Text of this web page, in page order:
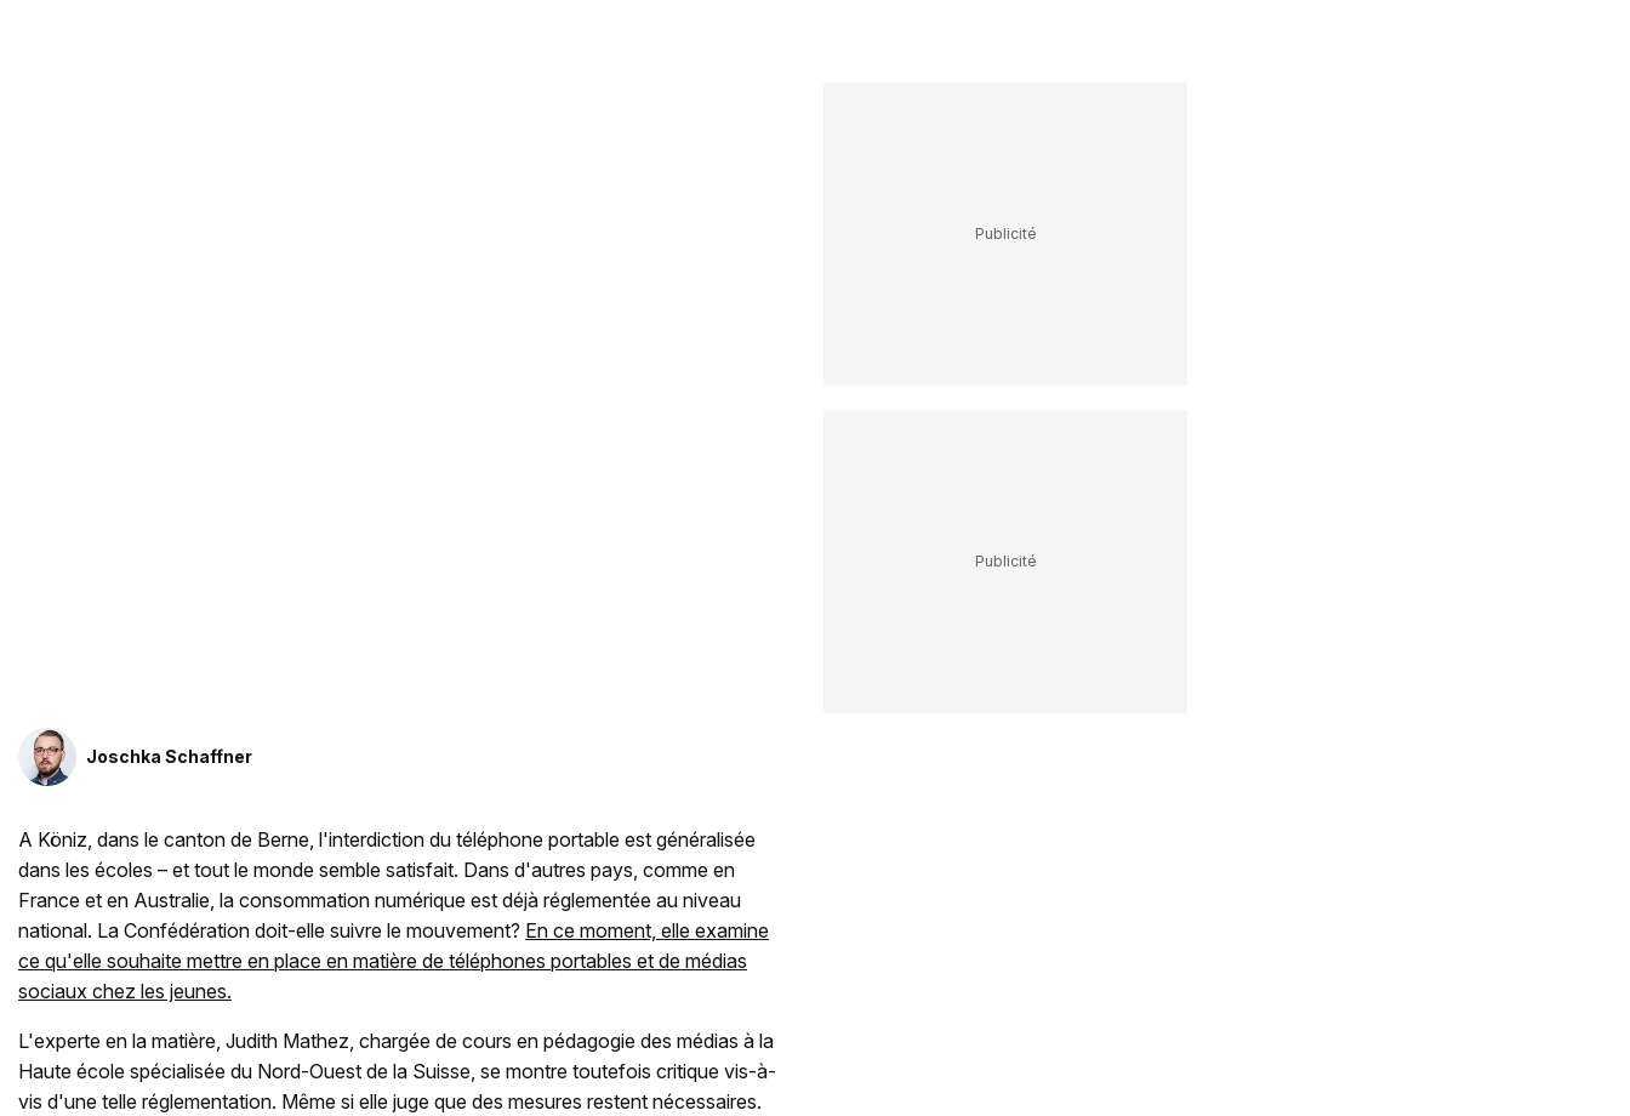
Joschka Schaffner
A Köniz, dans le canton de Berne, l'interdiction du téléphone portable est généralisée
dans les écoles – et tout le monde semble satisfait. Dans d'autres pays, comme en
France et en Australie, la consommation numérique est déjà réglementée au niveau
national. La Confédération doit-elle suivre le mouvement? En ce moment, elle examine
ce qu'elle souhaite mettre en place en matière de téléphones portables et de médias
sociaux chez les jeunes.
L'experte en la matière, Judith Mathez, chargée de cours en pédagogie des médias à la
Haute école spécialisée du Nord-Ouest de la Suisse, se montre toutefois critique vis-à-
vis d'une telle réglementation. Même si elle juge que des mesures restent nécessaires.